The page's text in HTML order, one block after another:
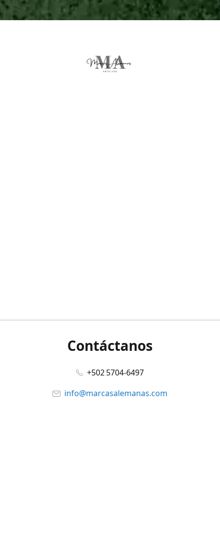
Contáctanos
+502 5704-6497
info@marcasalemanas.com